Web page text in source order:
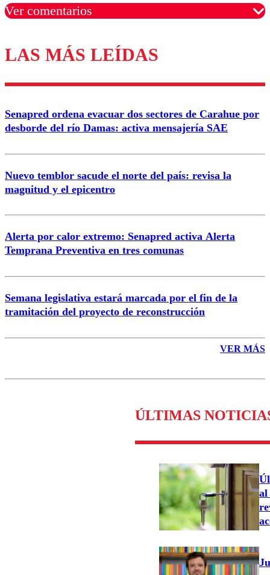
Ver comentarios
Los comentarios son moderados para garantizar un
diálogo respetuoso.
Correo
LAS MÁS LEÍDAS
Senapred ordena evacuar dos sectores de Carahue por
desborde del río Damas: activa mensajería SAE
Nuevo temblor sacude el norte del país: revisa la
magnitud y el epicentro
Alerta por calor extremo: Senapred activa Alerta
Temprana Preventiva en tres comunas
Semana legislativa estará marcada por el fin de la
tramitación del proyecto de reconstrucción
VER MÁS
ÚLTIMAS
al